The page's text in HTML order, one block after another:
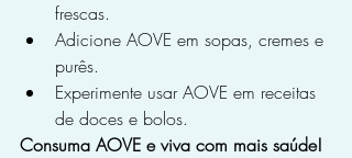
frescas.
Adicione AOVE em sopas, cremes e
purês.
Experimente usar AOVE em receitas
de doces e bolos.
Consuma AOVE e viva com mais saúde!